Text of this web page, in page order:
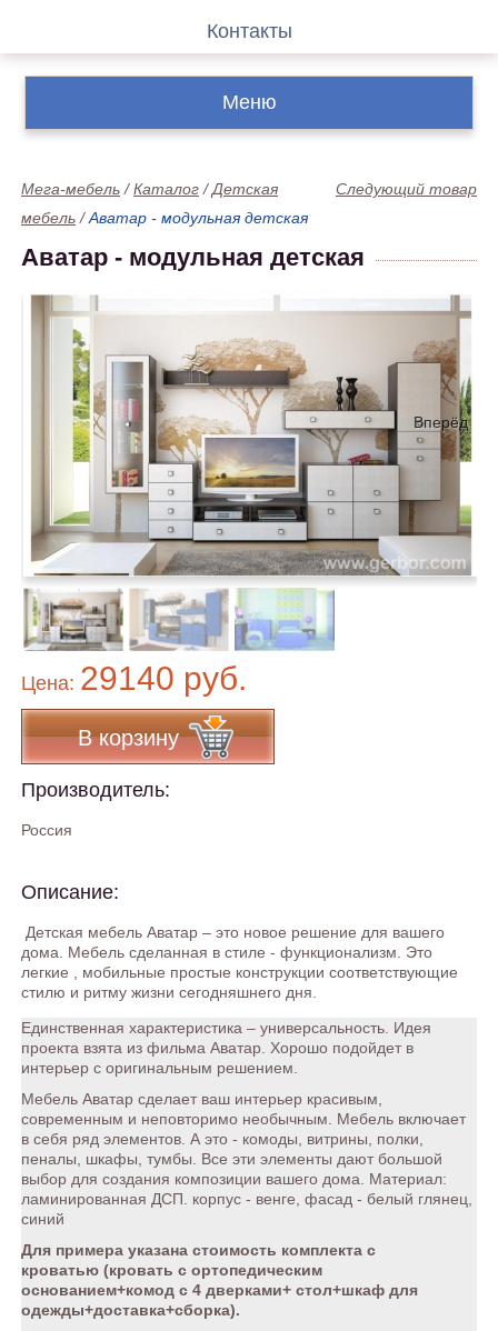
Контакты
Меню
Следующий товар
Мега-мебель /Каталог /Детская
мебель /Аватар - модульная детская
Аватар - модульная детская
Вперёд
Цена: 29140 руб.
В корзину
Производитель:
Россия
Описание:
Детская мебель Аватар – это новое решение для вашего
дома. Мебель сделанная в стиле - функционализм. Это
легкие , мобильные простые конструкции соответствующие
стилю и ритму жизни сегодняшнего дня.
Единственная характеристика – универсальность. Идея
проекта взята из фильма Аватар. Хорошо подойдет в
интерьер с оригинальным решением.
Мебель Аватар сделает ваш интерьер красивым,
современным и неповторимо необычным. Мебель включает
в себя ряд элементов. А это - комоды, витрины, полки,
пеналы, шкафы, тумбы. Все эти элементы дают большой
выбор для создания композиции вашего дома. Материал:
ламинированная ДСП. корпус - венге, фасад - белый глянец,
синий
Для примера указана стоимость комплекта с
кроватью (кровать с ортопедическим
основанием+комод с 4 дверками+ стол+шкаф для
одежды+доставка+сборка).